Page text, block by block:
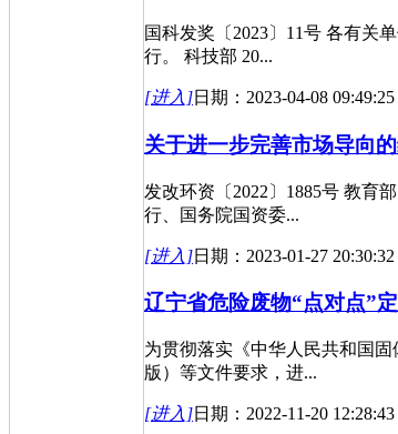
国科发奖〔2023〕11号 各有关
行。 科技部 20...
[进入]日期：2023-04-08
关于进一步完善市场导向
发改环资〔2022〕1885号 教育
行、国务院国资委...
[进入]日期：2023-01-27
辽宁省危险废物“点对点”
为贯彻落实《中华人民共和国
版）等文件要求，进...
[进入]日期：2022-11-20